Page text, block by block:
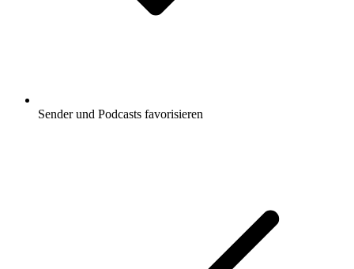
Sender und Podcasts favorisieren